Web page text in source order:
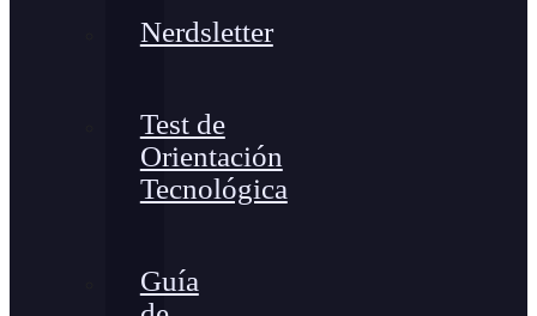
Nerdsletter
Test de
Orientación
Tecnológica
Guía